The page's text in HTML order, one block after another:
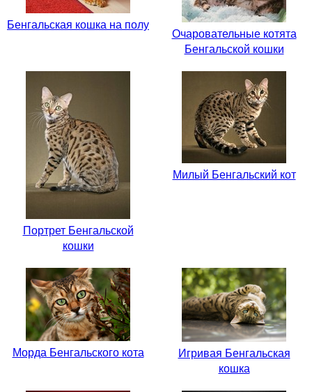
Бенгальская кошка на полу
Очаровательные котята
Бенгальской кошки
Портрет Бенгальской
кошки
Милый Бенгальский кот
Морда Бенгальского кота
Игривая Бенгальская
кошка